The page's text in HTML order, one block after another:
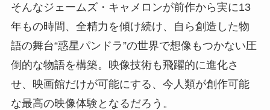
そんなジェームズ・キャメロンが前作から実に13
年もの時間、全精力を傾け続け、自ら創造した物
語の舞台“惑星パンドラ”の世界で想像もつかない圧
倒的な物語を構築。映像技術も飛躍的に進化さ
せ、映画館だけが可能にする、今人類が創作可能
な最高の映像体験となるだろう。